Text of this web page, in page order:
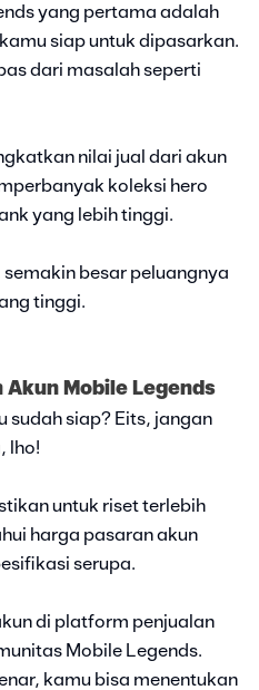
yang pertama adalah
siap untuk dipasarkan.
dari masalah seperti
nilai jual dari akun
koleksi hero
yang lebih tinggi.
besar peluangnya
tinggi.
Akun Mobile Legends
sudah siap? Eits, jangan
lho!
untuk riset terlebih
harga pasaran akun
serupa.
di platform penjualan
Mobile Legends.
kamu bisa menentukan